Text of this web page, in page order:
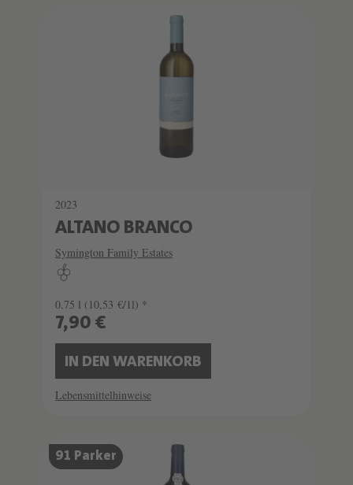
2023
ALTANO BRANCO
Symington Family Estates
0.75 l (10,53 €/1l) *
7,90 €
IN DEN WARENKORB
Lebensmittelhinweise
91 Parker